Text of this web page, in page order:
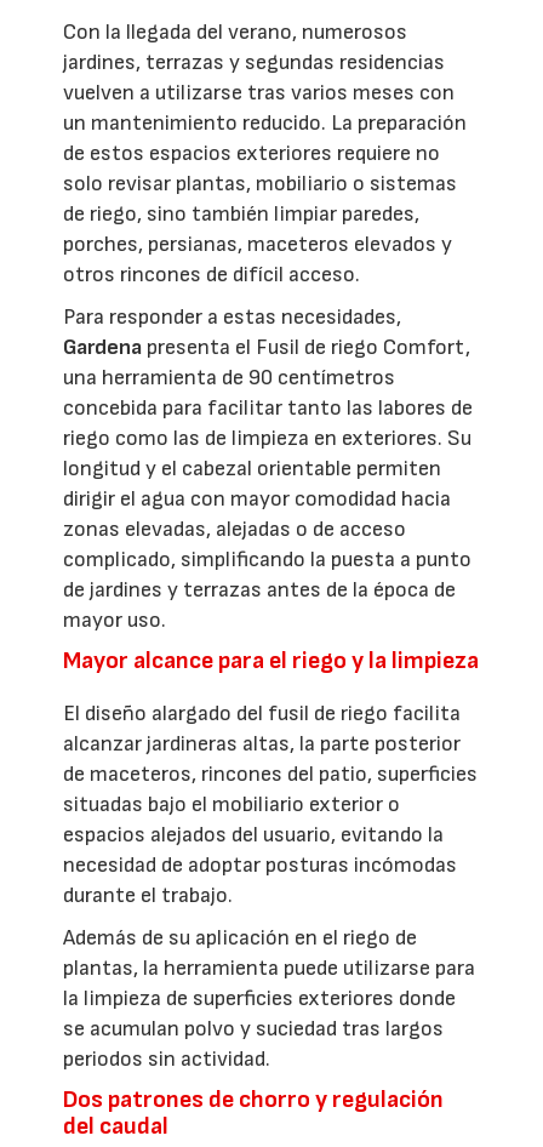
Con la llegada del verano, numerosos
jardines, terrazas y segundas residencias
vuelven a utilizarse tras varios meses con
un mantenimiento reducido. La preparación
de estos espacios exteriores requiere no
solo revisar plantas, mobiliario o sistemas
de riego, sino también limpiar paredes,
porches, persianas, maceteros elevados y
otros rincones de difícil acceso.
Para responder a estas necesidades,
Gardena presenta el Fusil de riego Comfort,
una herramienta de 90 centímetros
concebida para facilitar tanto las labores de
riego como las de limpieza en exteriores. Su
longitud y el cabezal orientable permiten
dirigir el agua con mayor comodidad hacia
zonas elevadas, alejadas o de acceso
complicado, simplificando la puesta a punto
de jardines y terrazas antes de la época de
mayor uso.
Mayor alcance para el riego y la limpieza
El diseño alargado del fusil de riego facilita
alcanzar jardineras altas, la parte posterior
de maceteros, rincones del patio, superficies
situadas bajo el mobiliario exterior o
espacios alejados del usuario, evitando la
necesidad de adoptar posturas incómodas
durante el trabajo.
Además de su aplicación en el riego de
plantas, la herramienta puede utilizarse para
la limpieza de superficies exteriores donde
se acumulan polvo y suciedad tras largos
periodos sin actividad.
Dos patrones de chorro y regulación
del caudal